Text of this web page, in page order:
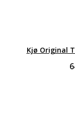
Kjø Original